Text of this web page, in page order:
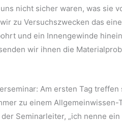
nicht sicher waren, was sie
zu Versuchszwecken das
und ein Innengewinde
wir ihnen die
Am ersten Tag
zu einem Allgemeinwissen-
Seminarleiter, „ich nenne